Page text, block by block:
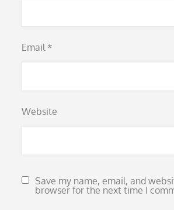
Email *
Website
Save my name, email, and
browser for the next time I